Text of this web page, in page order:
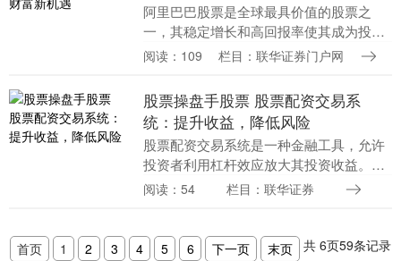
阿里巴巴股票是全球最具价值的股票之
一，其稳定增长和高回报率使其成为投资
者青睐的对象。然而，对于资金有限的投
股票可能存在门槛。....
阅读：109 栏目：联华证券门户网
股票操盘手股票 股票配资交易系
统：提升收益，降低风险
股票配资交易系统是一种金融工具，允许
投资者利用杠杆效应放大其投资收益。通
过向券商借入资金股票操盘手股票，投资
阅读：54 栏目：联华证券
首页 1 2 3 4 5 6 下一页 末页 共6页59条记录